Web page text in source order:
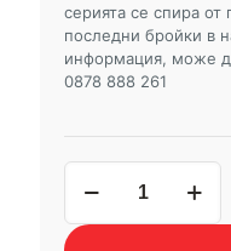
серията се спира от
последни бройки в
информация, може
0878 888 261
DANIELLE